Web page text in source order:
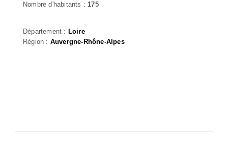
Nombre d'habitants : 175
Département : Loire
Région : Auvergne-Rhône-Alpes